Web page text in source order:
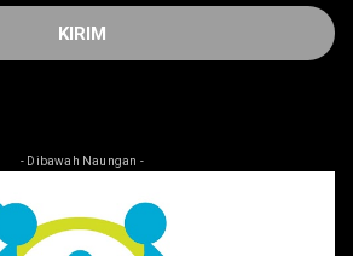
- Dibawah Naungan -